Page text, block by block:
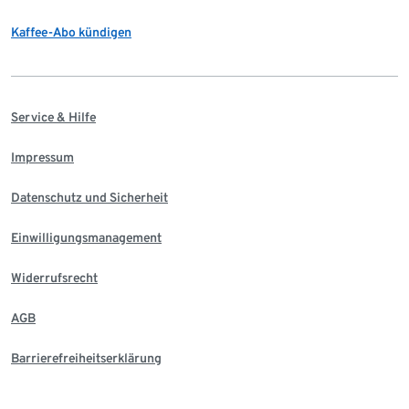
Kaffee-Abo kündigen
Service & Hilfe
Impressum
Datenschutz und Sicherheit
Einwilligungsmanagement
Widerrufsrecht
AGB
Barrierefreiheitserklärung